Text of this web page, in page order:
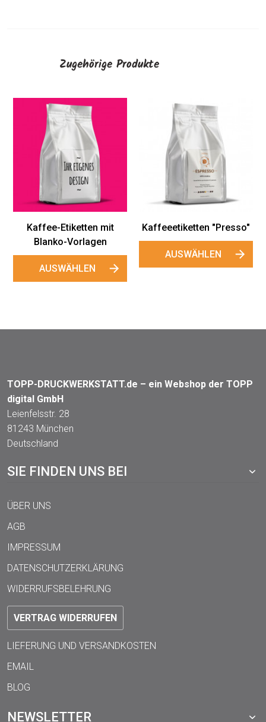
Zugehörige Produkte
Kaffee-Etiketten mit
Blanko-Vorlagen
AUSWÄHLEN
Kaffeeetiketten "Presso"
AUSWÄHLEN
TOPP-DRUCKWERKSTATT.de – ein Webshop der TOPP
digital GmbH
Leienfelsstr. 28
81243 München
Deutschland
SIE FINDEN UNS BEI
ÜBER UNS
AGB
IMPRESSUM
DATENSCHUTZERKLÄRUNG
WIDERRUFSBELEHRUNG
VERTRAG WIDERRUFEN
LIEFERUNG UND VERSANDKOSTEN
EMAIL
BLOG
NEWSLETTER